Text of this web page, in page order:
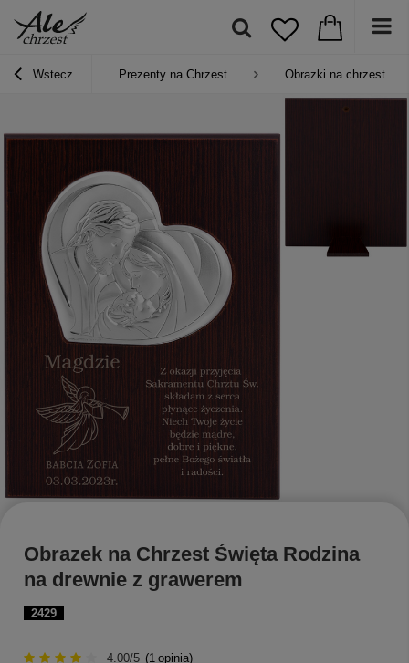
Wstecz Prezenty na Chrzest Obrazki na chrzest
2429
Obrazek na Chrzest Święta Rodzina
na drewnie z grawerem
4.00/5 (1 opinia)